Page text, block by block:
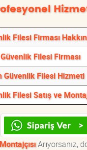
Filesi Firması
Filesi Firması
Güvenlik Filesi Hizmeti
Filesi Satış ve
Arıyorsanız,